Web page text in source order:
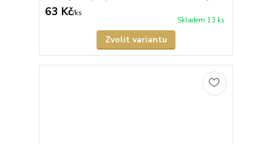
63 Kč/ks
Skladem 13 ks
Zvolit variantu